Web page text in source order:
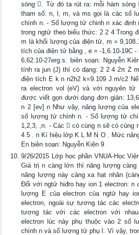
sóng . Từ đó ta rút ra: mỗi hàm
tham số: n, l, m, và ms gọi là các số
chính n. - Số lượng tử chinh n xác định
trong ngtử theo biểu thức: 2 2 4 Trong
m là khối lượng của điện tử, m =
tích của điện tử bằng , e = -1,6.10-19C
6,62.10-27erg.s. biên soạn: Nguyễn
tính ra jun (J) thì có dạng: 2 2 4 2π Z
điện tích E k n n2h2 k=9.109 J.m/c2
ra electron vol (eV) và với nguyên tử
được viết gọn dưới dạng đơn giản:
n 2 [ev] n Như vậy, năng lượng của
số lượng tử chính n. - Số lượng tử
1,2,3, ,n. - Các  có cùng n sẽ có cùng
4 5 . n Kí hiệu lớp K L M N O . Mức
En biên soạn: Nguyễn Kiên 9
9/26/2015 Lớp học phần VNUA-Học
Giá trị n càng lớn thì năng lượng
năng lượng này càng xa hạt nhân
Đối với ngtử hiđro hay ion 1 electron: n
lượng E của electron của ngtử hay
electron, ngoài sự tương tác các
tương tác với các electron với
electron lúc này phụ thuộc vào 2 số
chính n và số lượng tử phụ l. Vì vậy,